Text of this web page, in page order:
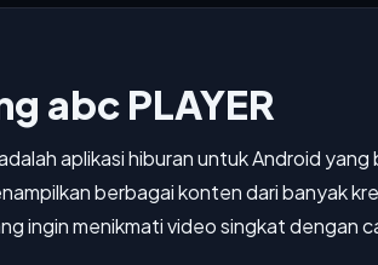
abc PLAYER
aplikasi hiburan untuk Android
berbagai konten dari banyak
ingin menikmati video singkat dengan